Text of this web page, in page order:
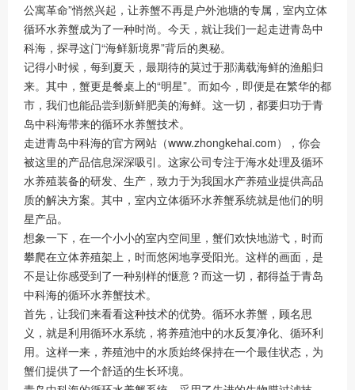
公寓革命”悄然兴起，让养蟹不再是户外池塘的专属，室内立体
循环水养蟹成为了一种时尚。今天，就让我们一起走进青岛中
科海，探寻这门“海鲜新境界”背后的奥秘。
记得小时候，每到夏天，最期待的莫过于那满载海鲜的渔船归
来。其中，蟹更是餐桌上的“明星”。而如今，即便是在繁华的都
市，我们也能品尝到新鲜肥美的海鲜。这一切，都要归功于青
岛中科海带来的循环水养蟹技术。
走进青岛中科海的官方网站（www.zhongkehai.com），你会
被这里的产品信息深深吸引。这家公司专注于海水处理及循环
水养殖装备的研发、生产，致力于为我国水产养殖业提供高品
质的解决方案。其中，室内立体循环水养蟹系统就是他们的明
星产品。
想象一下，在一个小小的室内空间里，蟹们欢快地游弋，时而
攀爬在立体养殖架上，时而悠闲地享受阳光。这样的画面，是
不是让你感受到了一种别样的惬意？而这一切，都得益于青岛
中科海的循环水养蟹技术。
首先，让我们来看看这种技术的优势。循环水养蟹，顾名思
义，就是利用循环水系统，将养殖池中的水反复净化、循环利
用。这样一来，养殖池中的水质始终保持在一个最佳状态，为
蟹们提供了一个舒适的生长环境。